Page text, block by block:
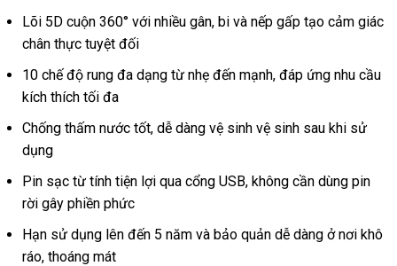
Lõi 5D cuộn 360° với nhiều gân, bi và nếp gấp tạo cảm giác
chân thực tuyệt đối
10 chế độ rung đa dạng từ nhẹ đến mạnh, đáp ứng nhu cầu
kích thích tối đa
Chống thấm nước tốt, dễ dàng vệ sinh vệ sinh sau khi sử
dụng
Pin sạc từ tính tiện lợi qua cổng USB, không cần dùng pin
rời gây phiền phức
Hạn sử dụng lên đến 5 năm và bảo quản dễ dàng ở nơi khô
ráo, thoáng mát